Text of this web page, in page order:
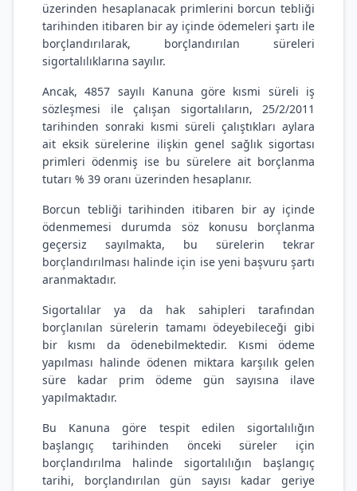
üzerinden hesaplanacak primlerini borcun tebliği
tarihinden itibaren bir ay içinde ödemeleri şartı ile
borçlandırılarak, borçlandırılan süreleri
sigortalılıklarına sayılır.
Ancak, 4857 sayılı Kanuna göre kısmi süreli iş
sözleşmesi ile çalışan sigortalıların, 25/2/2011
tarihinden sonraki kısmi süreli çalıştıkları aylara
ait eksik sürelerine ilişkin genel sağlık sigortası
primleri ödenmiş ise bu sürelere ait borçlanma
tutarı % 39 oranı üzerinden hesaplanır.
Borcun tebliği tarihinden itibaren bir ay içinde
ödenmemesi durumda söz konusu borçlanma
geçersiz sayılmakta, bu sürelerin tekrar
borçlandırılması halinde için ise yeni başvuru şartı
aranmaktadır.
Sigortalılar ya da hak sahipleri tarafından
borçlanılan sürelerin tamamı ödeyebileceği gibi
bir kısmı da ödenebilmektedir. Kısmi ödeme
yapılması halinde ödenen miktara karşılık gelen
süre kadar prim ödeme gün sayısına ilave
yapılmaktadır.
Bu Kanuna göre tespit edilen sigortalılığın
başlangıç tarihinden önceki süreler için
borçlandırılma halinde sigortalılığın başlangıç
tarihi, borçlandırılan gün sayısı kadar geriye